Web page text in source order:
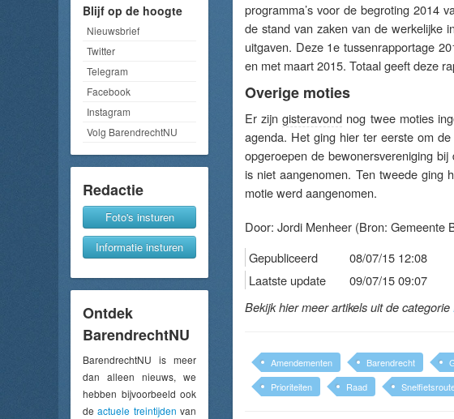
Blijf op de hoogte
Nieuwsbrief
Twitter
Telegram
Facebook
Instagram
Volg BarendrechtNU
Redactie
Foto's insturen
Informatie insturen
Ontdek
BarendrechtNU
BarendrechtNU is meer
dan alleen nieuws, we
hebben bijvoorbeeld ook
deactuele treintijden van
programma’s voor de begroting 2014
de stand van zaken van de werkelijke
uitgaven. Deze 1e tussenrapportage
en met maart 2015. Totaal geeft deze
Overige moties
Er zijngisteravond nog twee moties
agenda. Het ging hier ter eerste om
opgeroepen de bewonersvereniging
is niet aangenomen. Ten tweede ging
motie werd aangenomen.
Door: Jordi Menheer (Bron: Gemeente
Gepubliceerd
08/07/15 12:08
Laatste update
09/07/15 09:07
Bekijk hier meer artikels uit de categorie
Amendementen Barendrecht
Prioriteiten
Raad